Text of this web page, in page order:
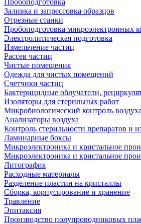
Пробоподготовка
Заливка и запрессовка образцов
Отрезные станки
Пробоподготовка микроэлектронных
Электролитическая подготовка
Измельчение частиц
Рассев частиц
Чистые помещения
Одежда для чистых помещений
Счетчики частиц
Бактерицидные облучатели,
Изоляторы для стерильных работ
Микробиологический контроль
Анализаторы воздуха
Контроль стерильности препаратов и
Ламинарные боксы
Микроэлектроника и кристальное
Микроэлектроника и кристальное
Литография
Расходные материалы
Разделение пластин на кристаллы
Сборка, корпусирование и хранение
Травление
Эпитаксия
Производство полупроводниковых